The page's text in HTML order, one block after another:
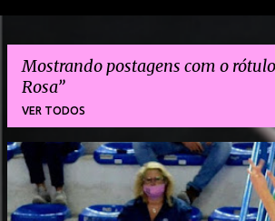
Mostrando postagens com o rótulo
Rosa
VER TODOS
P